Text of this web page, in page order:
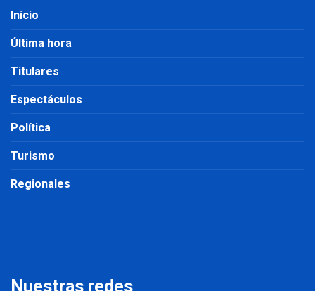
Inicio
Última hora
Titulares
Espectáculos
Política
Turismo
Regionales
Nuestras redes